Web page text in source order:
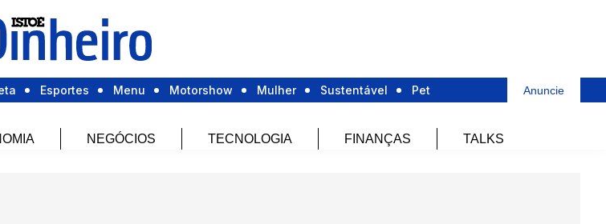
Esportes Menu Motorshow Mulher Sustentável Pet Anuncie
NEGÓCIOS TECNOLOGIA FINANÇAS TALKS